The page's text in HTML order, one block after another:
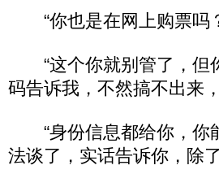
“你也是在网上购票吗
“这个你就别管了，但
码告诉我，不然搞不出来
“身份信息都给你，你
法谈了，实话告诉你，除